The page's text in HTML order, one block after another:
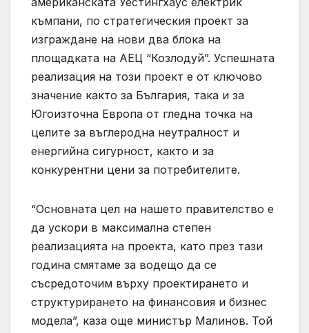
къмпани, по стратегическия проект за
изграждане на нови два блока на
площадката на АЕЦ “Козлодуй”. Успешната
реализация на този проект е от ключово
значение както за България, така и за
Югоизточна Европа от гледна точка на
целите за въглеродна неутралност и
енергийна сигурност, както и за
конкурентни цени за потребителите.
“Основната цел на нашето правителство е
да ускори в максимална степен
реализацията на проекта, като през тази
година смятаме за водещо да се
съсредоточим върху проектирането и
структурирането на финансовия и бизнес
модела”, каза още министър Малинов. Той